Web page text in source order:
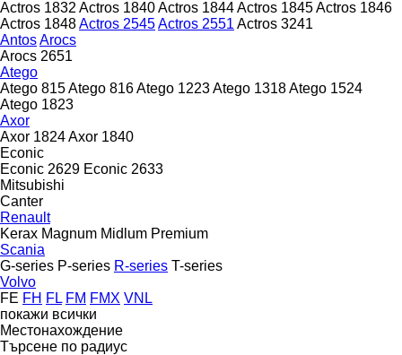
Actros 1832 Actros 1840Actros 1844Actros 1845Actros 1846
Actros 1848Actros 2545Actros 2551 Actros 3241
AntosArocs
Arocs 2651
Atego
Atego 815Atego 816Atego 1223Atego 1318Atego 1524
Atego 1823
Axor
Axor 1824Axor 1840
Econic
Econic 2629 Econic 2633
Mitsubishi
Canter
Renault
Kerax Magnum Midlum Premium
Scania
G-series P-series R-series T-series
Volvo
FE FH FL FM FMX VNL
покажи всички
Местонахождение
Търсене по радиус